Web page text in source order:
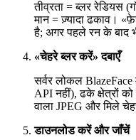
तीव्रता = ब्लर रेडियस
मान = ज़्यादा ढकाव।
है; अगर पहले रन के बाद
«चेहरे ब्लर करें» दबाएँ
सर्वर लोकल
API नहीं), ढके क्षेत्रों
वाला JPEG और मिले
डाउनलोड करें और जाँचें